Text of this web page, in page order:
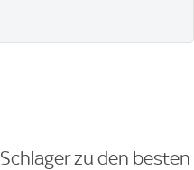
zu den besten